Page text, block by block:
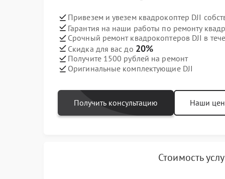
Привезем и увезем квадрокоптер DJI
Гарантия на наши работы по ремонту
Срочный ремонт квадрокоптеров DJI в
Скидка для вас до 20%
Получите 1500 рублей на ремонт
Оригинальные комплектующие DJI
Получить консультацию Наши
Стоимость